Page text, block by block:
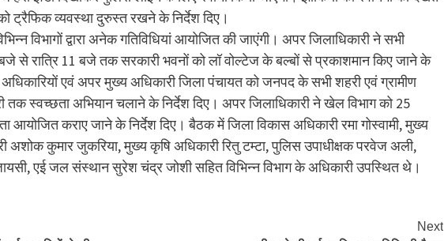
ट्रैफिक व्यवस्था दुरुस्त रखने के निर्देश दिए।
विभागों द्वारा अनेक गतिविधियां आयोजित की जाएंगी। अपर जिलाधिकारी ने सभी
से रात्रि 11 बजे तक सरकारी भवनों को लॉ वोल्टेज के बल्बों से प्रकाशमान किए जाने के
अधिकारियों एवं अपर मुख्य अधिकारी जिला पंचायत को जनपद के सभी शहरी एवं ग्रामीण
स्वच्छता अभियान चलाने के निर्देश दिए। अपर जिलाधिकारी ने खेल विभाग को 25
आयोजित कराए जाने के निर्देश दिए। बैठक में जिला विकास अधिकारी रमा गोस्वामी, मुख्य
अशोक कुमार जुकरिया, मुख्य कृषि अधिकारी रितु टम्टा, पुलिस उपाधीक्षक परवेज अली,
एई जल संस्थान सुरेश चंद्र जोशी सहित विभिन्न विभाग के अधिकारी उपस्थित थे।
Next